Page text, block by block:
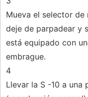
Mueva el selector de
deje de parpadear y
está equipado con
embrague.
4
Llevar la S -10 a una